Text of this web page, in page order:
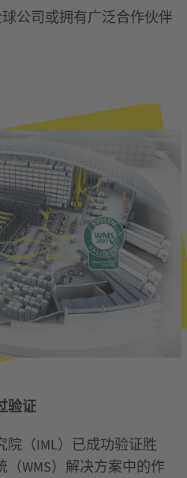
公司或拥有广泛合作伙伴
验证
（IML）已成功验证胜
WMS）解决方案中的作